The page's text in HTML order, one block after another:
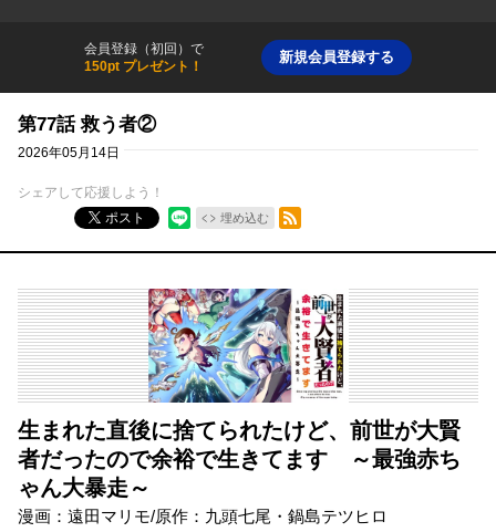
会員登録（初回）で
150pt プレゼント！
新規会員登録する
第77話 救う者②
2026年05月14日
シェアして応援しよう！
ポスト
埋め込む
RSSフィード
生まれた直後に捨てられたけど、前世が大賢
者だったので余裕で生きてます ～最強赤ち
ゃん大暴走～
漫画：遠田マリモ/原作：九頭七尾・鍋島テツヒロ